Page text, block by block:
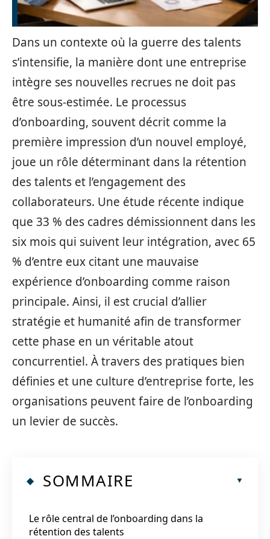
Dans un contexte où la guerre des talents
s’intensifie, la manière dont une entreprise
intègre ses nouvelles recrues ne doit pas
être sous-estimée. Le processus
d’onboarding, souvent décrit comme la
première impression d’un nouvel employé,
joue un rôle déterminant dans la rétention
des talents et l’engagement des
collaborateurs. Une étude récente indique
que 33 % des cadres démissionnent dans les
six mois qui suivent leur intégration, avec 65
% d’entre eux citant une mauvaise
expérience d’onboarding comme raison
principale. Ainsi, il est crucial d’allier
stratégie et humanité afin de transformer
cette phase en un véritable atout
concurrentiel. À travers des pratiques bien
définies et une culture d’entreprise forte, les
organisations peuvent faire de l’onboarding
un levier de succès.
SOMMAIRE
Le rôle central de l’onboarding dans la
rétention des talents